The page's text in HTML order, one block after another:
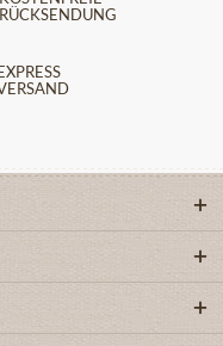
RÜCKSENDUNG